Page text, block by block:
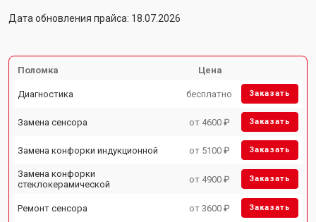
Дата обновления прайса: 18.07.2026
Поломка Цена
Диагностика бесплатно Заказать
Замена сенсора от 4600 ₽ Заказать
Замена конфорки индукционной от 5100 ₽ Заказать
Замена конфорки
стеклокерамической
от 4900 ₽ Заказать
Ремонт сенсора от 3600 ₽ Заказать